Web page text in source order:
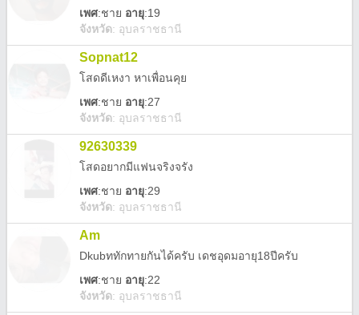
เพศ:ชาย อายุ:19
จังหวัด: อุบลราชธานี
Sopnat12
โสดดีเหงา หาเพื่อนคุย
เพศ:ชาย อายุ:27
จังหวัด: อุบลราชธานี
92630339
โสดอยากมีแฟนจริงจรัง
เพศ:ชาย อายุ:29
จังหวัด: อุบลราชธานี
Am
Dkubททักทายกันได้ครับ เดชอุดมอายุ18ปีครับ
เพศ:ชาย อายุ:22
จังหวัด: อุบลราชธานี